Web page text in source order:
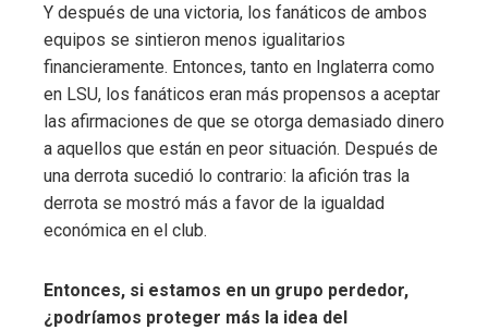
Y después de una victoria, los fanáticos de ambos
equipos se sintieron menos igualitarios
financieramente. Entonces, tanto en Inglaterra como
en LSU, los fanáticos eran más propensos a aceptar
las afirmaciones de que se otorga demasiado dinero
a aquellos que están en peor situación. Después de
una derrota sucedió lo contrario: la afición tras la
derrota se mostró más a favor de la igualdad
económica en el club.
Entonces, si estamos en un grupo perdedor,
¿podríamos proteger más la idea del